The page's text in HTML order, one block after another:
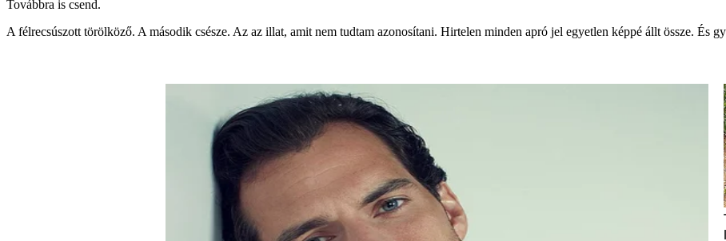
Továbbra is csend.
A félrecsúszott törölköző. A második csésze. Az az illat, amit nem tudtam azonosítani. Hirtelen minden apró jel egyetlen képpé állt össze. És